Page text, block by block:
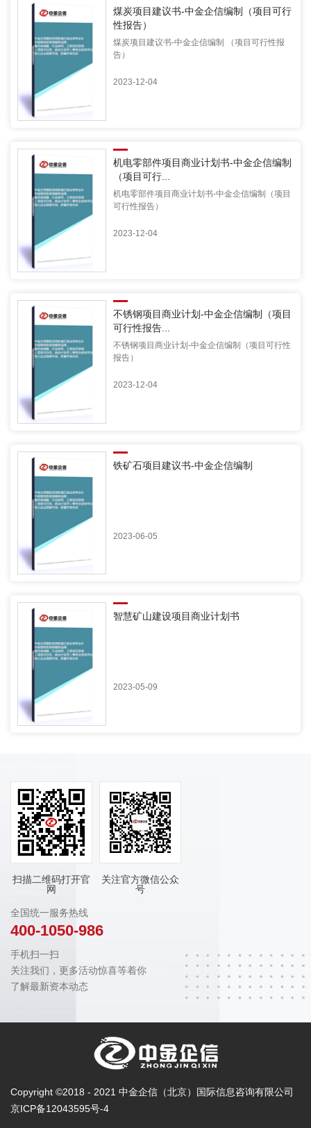
煤炭项目建议书-中金企信编制（项目可行
性报告）
煤炭项目建议书-中金企信编制 （项目可行性报
告）
2023-12-04
机电零部件项目商业计划书-中金企信编制
（项目可行...
机电零部件项目商业计划书-中金企信编制（项目
可行性报告）
2023-12-04
不锈钢项目商业计划-中金企信编制（项目
可行性报告...
不锈钢项目商业计划-中金企信编制（项目可行性
报告）
2023-12-04
铁矿石项目建议书-中金企信编制
2023-06-05
智慧矿山建设项目商业计划书
2023-05-09
扫描二维码打开官
网
关注官方微信公众
号
全国统一服务热线
400-1050-986
手机扫一扫
关注我们，更多活动惊喜等着你
了解最新资本动态
Copyright ©2018 - 2021 中金企信（北京）国际信息咨询有限公司
京ICP备12043595号-4